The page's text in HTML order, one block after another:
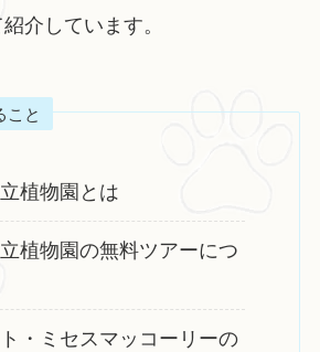
介しています。
こと
植物園とは
植物園の無料ツアーにつ
・ミセスマッコーリーの